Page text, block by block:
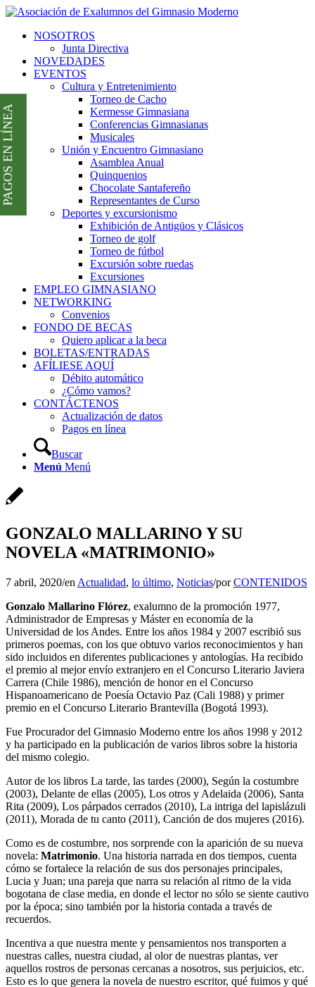
NOSOTROS
Junta Directiva
NOVEDADES
EVENTOS
Cultura y Entretenimiento
Torneo de Cacho
Kermesse Gimnasiana
Conferencias Gimnasianas
Musicales
Unión y Encuentro Gimnasiano
Asamblea Anual
Quinquenios
Chocolate Santafereño
Representantes de Curso
Deportes y excursionismo
Exhibición de Antigüos y Clásicos
Torneo de golf
Torneo de fútbol
Excursión sobre ruedas
Excursiones
EMPLEO GIMNASIANO
NETWORKING
Convenios
FONDO DE BECAS
Quiero aplicar a la beca
BOLETAS/ENTRADAS
AFÍLIESE AQUÍ
Débito automático
¿Cómo vamos?
CONTÁCTENOS
Actualización de datos
Pagos en línea
Buscar
Menú Menú
GONZALO MALLARINO Y SU
NOVELA «MATRIMONIO»
7 abril, 2020/en Actualidad, lo último, Noticias/porCONTENIDOS
Gonzalo Mallarino Flórez, exalumno de la promoción 1977,
Administrador de Empresas y Máster en economía de la
Universidad de los Andes. Entre los años 1984 y 2007 escribió sus
primeros poemas, con los que obtuvo varios reconocimientos y han
sido incluidos en diferentes publicaciones y antologías. Ha recibido
el premio al mejor envío extranjero en el Concurso Literario Javiera
Carrera (Chile 1986), mención de honor en el Concurso
Hispanoamericano de Poesía Octavio Paz (Cali 1988) y primer
premio en el Concurso Literario Brantevilla (Bogotá 1993).
Fue Procurador del Gimnasio Moderno entre los años 1998 y 2012
y ha participado en la publicación de varios libros sobre la historia
del mismo colegio.
Autor de los libros La tarde, las tardes (2000), Según la costumbre
(2003), Delante de ellas (2005), Los otros y Adelaida (2006), Santa
Rita (2009), Los párpados cerrados (2010), La intriga del lapislázuli
(2011), Morada de tu canto (2011), Canción de dos mujeres (2016).
Como es de costumbre, nos sorprende con la aparición de su nueva
novela: Matrimonio. Una historia narrada en dos tiempos, cuenta
cómo se fortalece la relación de sus dos personajes principales,
Lucia y Juan; una pareja que narra su relación al ritmo de la vida
bogotana de clase media, en donde el lector no sólo se siente cautivo
por la época; sino también por la historia contada a través de
recuerdos.
Incentiva a que nuestra mente y pensamientos nos transporten a
nuestras calles, nuestra ciudad, al olor de nuestras plantas, ver
aquellos rostros de personas cercanas a nosotros, sus perjuicios, etc.
Esto es lo que genera la novela de nuestro escritor, qué fuimos y qué
PAGOS EN LÍNEA